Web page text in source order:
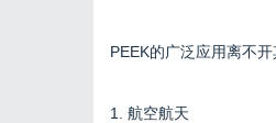
PEEK的广泛应用离不
1. 航空航天